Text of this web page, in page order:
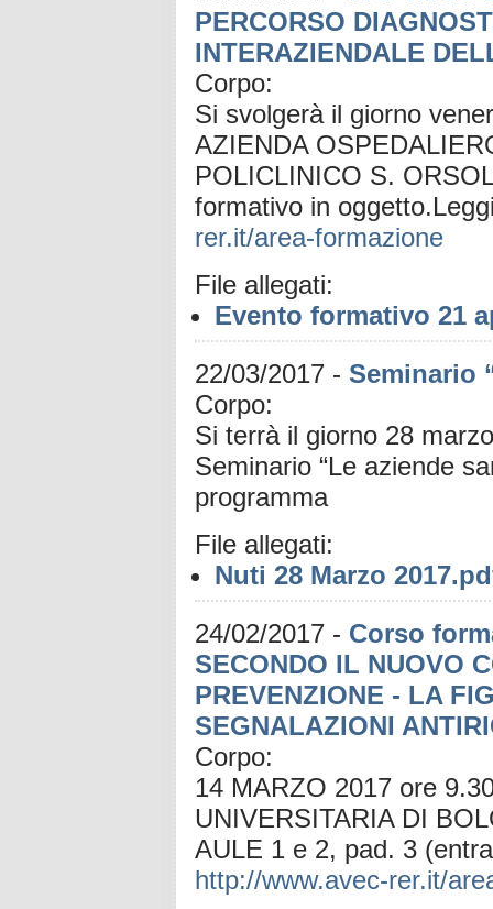
PERCORSO
INTERAZIENDALE
Corpo:
Si svolgerà il giorno
AZIENDA
POLICLINICO S.
formativo in
rer.it/area-formazione
File allegati:
Evento formativo 21
22/03/2017 - Seminario
Corpo:
Si terrà il giorno 28
Seminario “Le aziende
programma
File allegati:
Nuti 28 Marzo
24/02/2017 - Corso
SECONDO IL NUOVO
PREVENZIONE - LA
SEGNALAZIONI
Corpo:
14 MARZO 2017 ore
UNIVERSITARIA DI
AULE 1 e 2, pad. 3
http://www.avec-rer.it/